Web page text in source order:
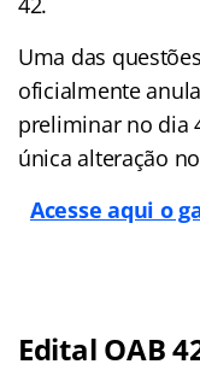
Uma das
oficialmente
preliminar no dia
única alteração
Acesse aqui o
Edital OAB